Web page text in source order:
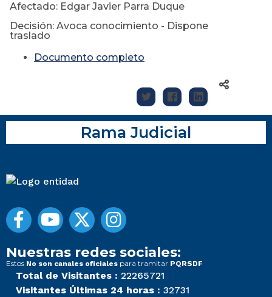
Afectado: Edgar Javier Parra Duque
Decisión: Avoca conocimiento - Dispone
traslado
Documento completo
Rama Judicial
Nuestras redes sociales:
Estos No son canales oficiales para tramitar PQRSDF
Total de Visitantes : 22265721
Visitantes Últimas 24 horas : 32731